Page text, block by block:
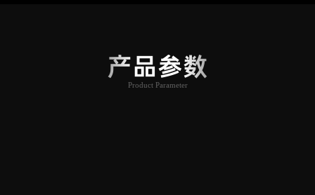
产品参数
Product Parameter